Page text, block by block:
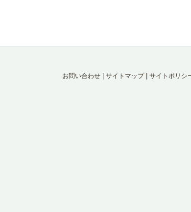
お問い合わせ サイトマップ| サイトポリシ